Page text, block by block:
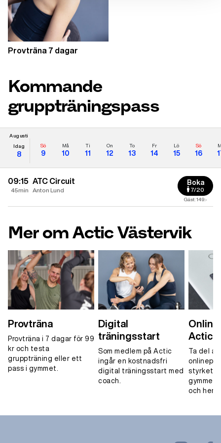
Provträna 7 dagar
Kommande
gruppträningspass
Augusti
Idag
8
Sö
9
Må
10
Ti
11
On
12
To
13
Fr
14
Lö
15
Sö
16
09:15
45min
ATC Circuit
Anton Lund
Boka
7/20
Gäst: 149:-
Mer om Actic Västervik
Provträna
Provträna i 7 dagar för 99
kr och testa
gruppträning eller ett
pass i gymmet.
Digital
träningsstart
Som medlem på Actic
ingår en kostnadsfri
digital träningsstart med
coach.
Actic
Ta del
gymmet,
och